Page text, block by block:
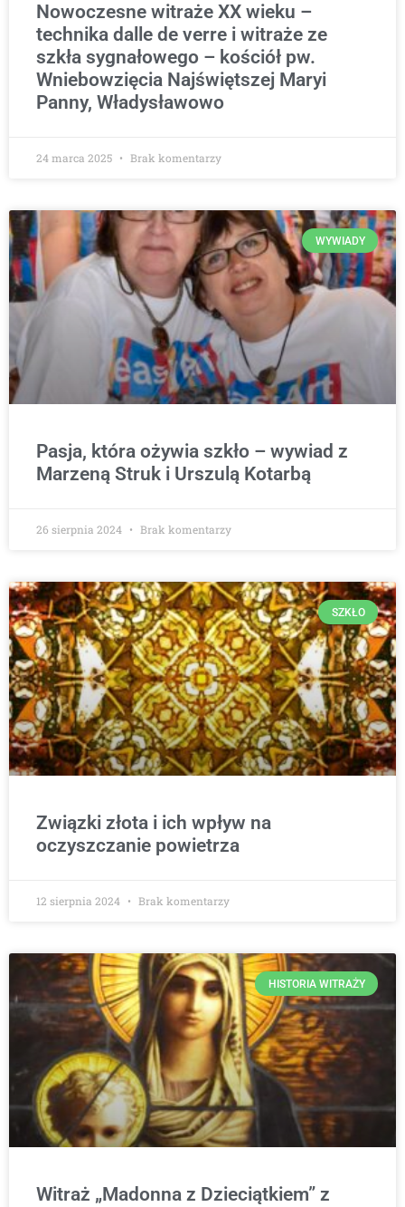
Nowoczesne witraże XX wieku –
technika dalle de verre i witraże ze
szkła sygnałowego – kościół pw.
Wniebowzięcia Najświętszej Maryi
Panny, Władysławowo
24 marca 2025 Brak komentarzy
WYWIADY
Pasja, która ożywia szkło – wywiad z
Marzeną Struk i Urszulą Kotarbą
26 sierpnia 2024 Brak komentarzy
SZKŁO
Związki złota i ich wpływ na
oczyszczanie powietrza
12 sierpnia 2024 Brak komentarzy
HISTORIA WITRAŻY
Witraż „Madonna z Dzieciątkiem” z